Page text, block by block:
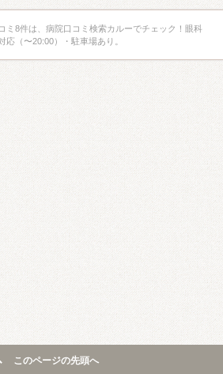
ミ8件は、病院口コミ検索カルーでチェック！眼科
応（〜20:00）・駐車場あり。
このページの先頭へ